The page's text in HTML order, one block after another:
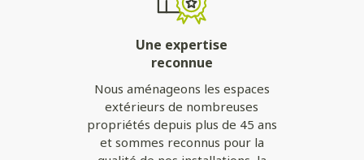
Une expertise
reconnue
Nous aménageons les espaces
extérieurs de nombreuses
propriétés depuis plus de 45 ans
et sommes reconnus pour la